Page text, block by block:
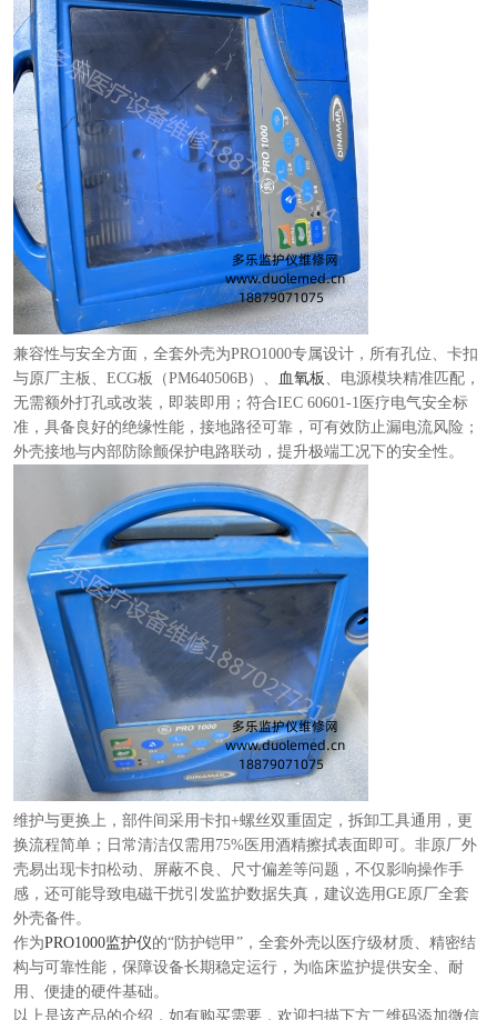
兼容性与安全方面，全套外壳为PRO1000专属设计，所有孔位、卡扣
与原厂主板、ECG板（PM640506B）、
血氧板 、电源模块精准匹配，
无需额外打孔或改装，即装即用；符合IEC 60601-1医疗电气安全标
准，具备良好的绝缘性能，接地路径可靠，可有效防止漏电流风险；
外壳接地与内部防除颤保护电路联动，提升极端工况下的安全性。
维护与更换上，部件间采用卡扣+螺丝双重固定，拆卸工具通用，更
换流程简单；日常清洁仅需用75%医用酒精擦拭表面即可。非原厂外
壳易出现卡扣松动、屏蔽不良、尺寸偏差等问题，不仅影响操作手
感，还可能导致电磁干扰引发监护数据失真，建议选用GE原厂全套
外壳备件。
作为PRO1000监护仪的“防护铠甲”，全套外壳以医疗级材质、精密结
构与可靠性能，保障设备长期稳定运行，为临床监护提供安全、耐
用、便捷的硬件基础。
以上是该产品的介绍，如有购买需要，欢迎扫描下方二维码添加微信